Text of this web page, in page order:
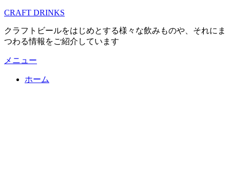
コ
テ
ン
ツ
へ
CRAFT DRINKS
クラフトビールをはじめとする様々な飲みものや、それにま
つわる情報をご紹介しています
メニュー
ホーム